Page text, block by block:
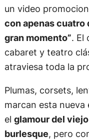
un video
con apenas cuatro
gran momento”. El
cabaret y teatro
atraviesa toda la
Plumas, corsets,
marcan esta nueva
el glamour del
burlesque, pero